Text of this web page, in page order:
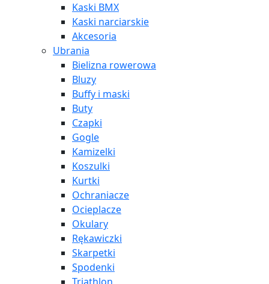
Kaski BMX
Kaski narciarskie
Akcesoria
Ubrania
Bielizna rowerowa
Bluzy
Buffy i maski
Buty
Czapki
Gogle
Kamizelki
Koszulki
Kurtki
Ochraniacze
Ocieplacze
Okulary
Rękawiczki
Skarpetki
Spodenki